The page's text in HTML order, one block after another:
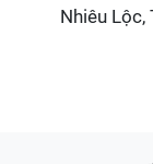
Nhiêu Lộc,